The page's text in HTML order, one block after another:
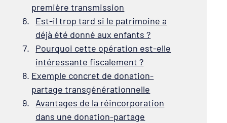
première transmission
Est-il trop tard si le patrimoine a
déjà été donné aux enfants ?
Pourquoi cette opération est-elle
intéressante fiscalement ?
Exemple concret de donation-
partage transgénérationnelle
Avantages de la réincorporation
dans une donation-partage